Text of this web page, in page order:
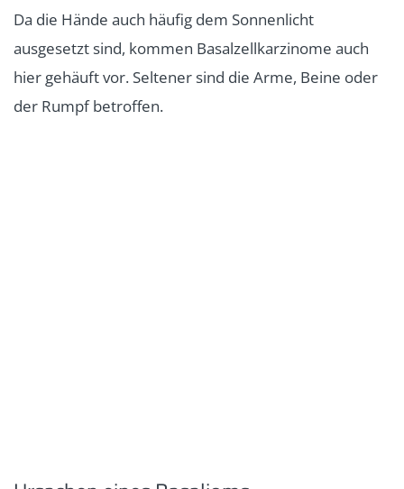
Da die Hände auch häufig dem Sonnenlicht
ausgesetzt sind, kommen Basalzellkarzinome auch
hier gehäuft vor. Seltener sind die Arme, Beine oder
der Rumpf betroffen.